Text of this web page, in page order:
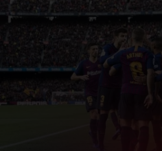
バルサアカデミー
plusicon
label.aria.plus
10年毎
会長
plusicon
label.aria.plus
plusicon
label.aria.plus
スケジュール
チケット
バルサAtlètic
plusicon
label.aria.plus
スケジュール
チケット
PLUSICON
LABEL.ARIA.PLUS